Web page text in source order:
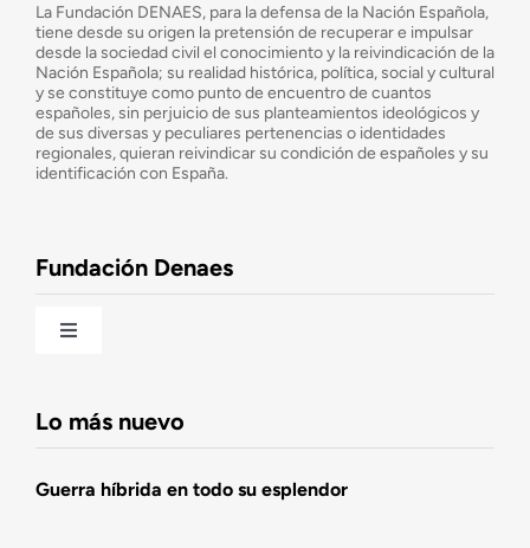
¿Cuáles son nuestros objetivos?
Consejo Asesor
La Fundación DENAES, para la defensa de la Nación Española,
tiene desde su origen la pretensión de recuperar e impulsar
desde la sociedad civil el conocimiento y la reivindicación de la
Nación Española; su realidad histórica, política, social y cultural
y se constituye como punto de encuentro de cuantos
españoles, sin perjuicio de sus planteamientos ideológicos y
de sus diversas y peculiares pertenencias o identidades
regionales, quieran reivindicar su condición de españoles y su
identificación con España.
Fundación Denaes
Toggle
Lo más nuevo
Guerra híbrida en todo su esplendor